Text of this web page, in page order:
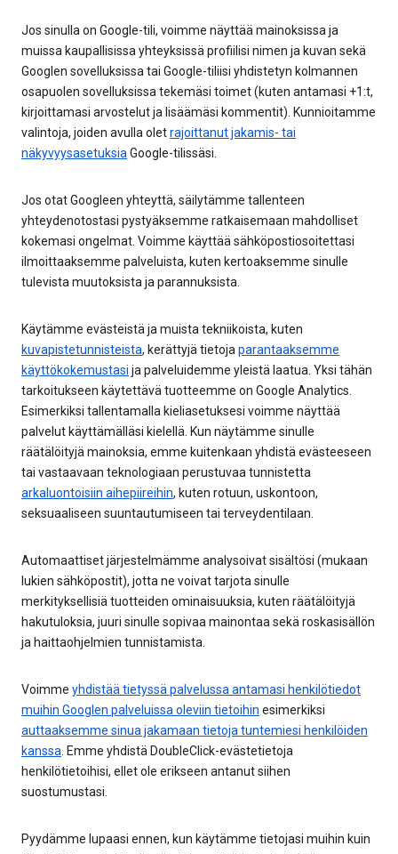
Jos sinulla on Google-tili, voimme näyttää mainoksissa ja
muissa kaupallisissa yhteyksissä profiilisi nimen ja kuvan sekä
Googlen sovelluksissa tai Google-tiliisi yhdistetyn kolmannen
osapuolen sovelluksissa tekemäsi toimet (kuten antamasi +1:t,
kirjoittamasi arvostelut ja lisäämäsi kommentit). Kunnioitamme
valintoja, joiden avulla oletrajoittanut jakamis- tai
näkyvyysasetuksiaGoogle-tilissäsi.
Jos otat Googleen yhteyttä, säilytämme tallenteen
yhteydenotostasi pystyäksemme ratkaisemaan mahdolliset
kokemasi ongelmat. Voimme käyttää sähköpostiosoitettasi
ilmoittaaksemme palveluista, kuten kertoaksemme sinulle
tulevista muutoksista ja parannuksista.
Käytämme evästeistä ja muista tekniikoista, kuten
kuvapistetunnisteista, kerättyjä tietojaparantaaksemme
käyttökokemustasi ja palveluidemme yleistä laatua. Yksi tähän
tarkoitukseen käytettävä tuotteemme on Google Analytics.
Esimerkiksi tallentamalla kieliasetuksesi voimme näyttää
palvelut käyttämälläsi kielellä. Kun näytämme sinulle
räätälöityjä mainoksia, emme kuitenkaan yhdistä evästeeseen
tai vastaavaan teknologiaan perustuvaa tunnistetta
arkaluontoisiin aihepiireihin, kuten rotuun, uskontoon,
seksuaaliseen suuntautumiseen tai terveydentilaan.
Automaattiset järjestelmämme analysoivat sisältösi (mukaan
lukien sähköpostit), jotta ne voivat tarjota sinulle
merkityksellisiä tuotteiden ominaisuuksia, kuten räätälöityjä
hakutuloksia, juuri sinulle sopivaa mainontaa sekä roskasisällön
ja haittaohjelmien tunnistamista.
Voimme yhdistää tietyssä palvelussa antamasi henkilötiedot
muihin Googlen palveluissa oleviin tietoihin esimerkiksi
auttaaksemme sinua jakamaan tietoja tuntemiesi henkilöiden
kanssa. Emme yhdistä DoubleClick-evästetietoja
henkilötietoihisi, ellet ole erikseen antanut siihen
suostumustasi.
Pyydämme lupaasi ennen, kun käytämme tietojasi muihin kuin